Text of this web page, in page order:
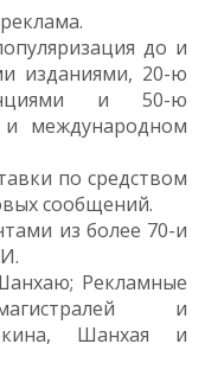
до и
изданиями, 20-ю
и 50-ю
международном
по средством
сообщений.
из более 70-и
Рекламные
и
Шанхая и